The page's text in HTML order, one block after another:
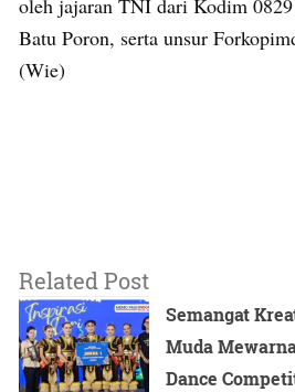
Batu Poron, serta unsur
(Wie)
Related Post
Semangat
Muda
Dance